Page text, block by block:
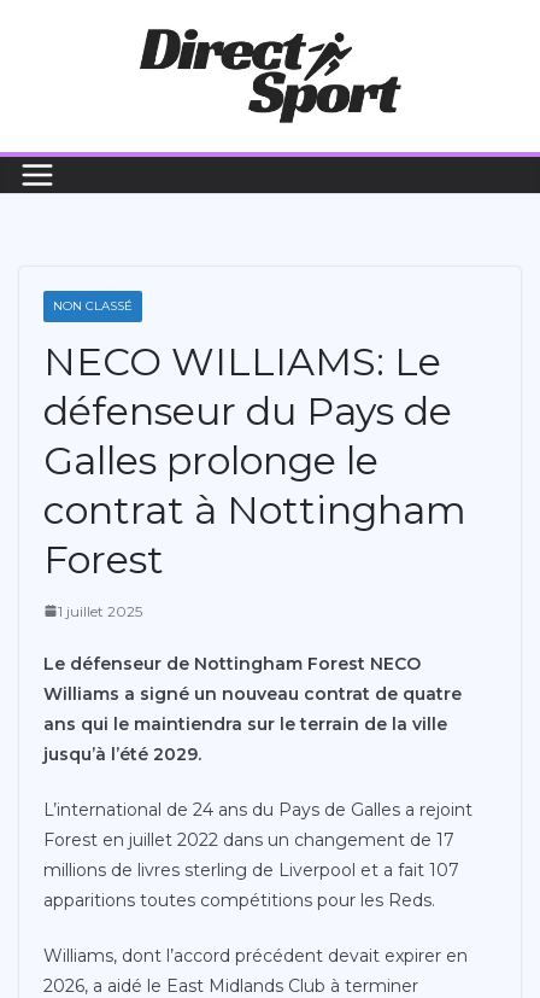
NON CLASSÉ
NECO WILLIAMS: Le
défenseur du Pays de
Galles prolonge le
contrat à Nottingham
Forest
1 juillet 2025
Le défenseur de Nottingham Forest NECO
Williams a signé un nouveau contrat de quatre
ans qui le maintiendra sur le terrain de la ville
jusqu’à l’été 2029.
L’international de 24 ans du Pays de Galles a rejoint
Forest en juillet 2022 dans un changement de 17
millions de livres sterling de Liverpool et a fait 107
apparitions toutes compétitions pour les Reds.
Williams, dont l’accord précédent devait expirer en
2026, a aidé le East Midlands Club à terminer